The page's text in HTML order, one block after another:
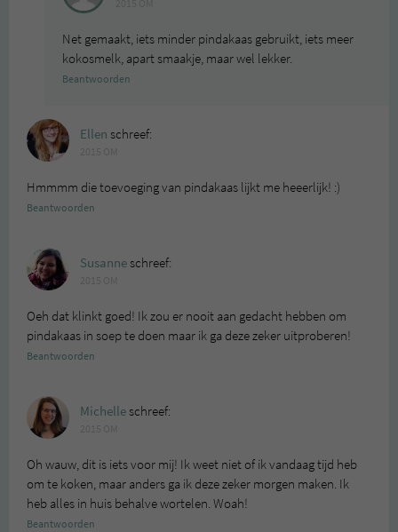
Net gemaakt, iets minder pindakaas gebruikt, iets meer
kokosmelk, apart smaakje, maar wel lekker.
Beantwoorden
Ellen schreef:
Hmmmm die toevoeging van pindakaas lijkt me heeerlijk! :)
Beantwoorden
Susanneschreef:
Oeh dat klinkt goed! Ik zou er nooit aan gedacht hebben om
pindakaas in soep te doen maar ik ga deze zeker uitproberen!
Beantwoorden
Michelleschreef:
Oh wauw, dit is iets voor mij! Ik weet niet of ik vandaag tijd heb
om te koken, maar anders ga ik deze zeker morgen maken. Ik
heb alles in huis behalve wortelen. Woah!
Beantwoorden